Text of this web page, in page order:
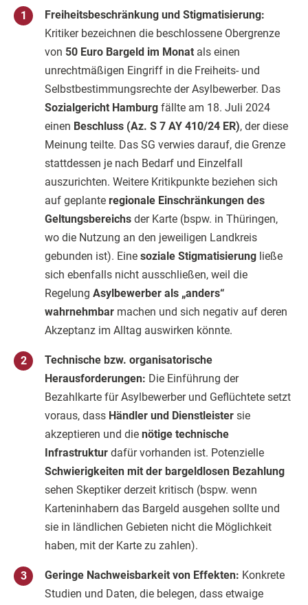
Freiheitsbeschränkung und Stigmatisierung:
Kritiker bezeichnen die beschlossene Obergrenze
von 50 Euro Bargeld im Monat als einen
unrechtmäßigen Eingriff in die Freiheits- und
Selbstbestimmungsrechte der Asylbewerber. Das
Sozialgericht Hamburg fällte am 18. Juli 2024
einen Beschluss (Az. S 7 AY 410/24 ER), der diese
Meinung teilte. Das SG verwies darauf, die Grenze
stattdessen je nach Bedarf und Einzelfall
auszurichten. Weitere Kritikpunkte beziehen sich
auf geplante regionale Einschränkungen des
Geltungsbereichs der Karte (bspw. in Thüringen,
wo die Nutzung an den jeweiligen Landkreis
gebunden ist). Eine soziale Stigmatisierung ließe
sich ebenfalls nicht ausschließen, weil die
Regelung Asylbewerber als „anders“
wahrnehmbar machen und sich negativ auf deren
Akzeptanz im Alltag auswirken könnte.
Technische bzw. organisatorische
Herausforderungen: Die Einführung der
Bezahlkarte für Asylbewerber und Geflüchtete setzt
voraus, dass Händler und Dienstleister sie
akzeptieren und die nötige technische
Infrastruktur dafür vorhanden ist. Potenzielle
Schwierigkeiten mit der bargeldlosen Bezahlung
sehen Skeptiker derzeit kritisch (bspw. wenn
Karteninhabern das Bargeld ausgehen sollte und
sie in ländlichen Gebieten nicht die Möglichkeit
haben, mit der Karte zu zahlen).
Geringe Nachweisbarkeit von Effekten: Konkrete
Studien und Daten, die belegen, dass etwaige